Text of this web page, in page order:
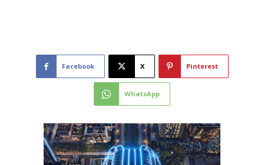
Facebook X Pinterest
WhatsApp